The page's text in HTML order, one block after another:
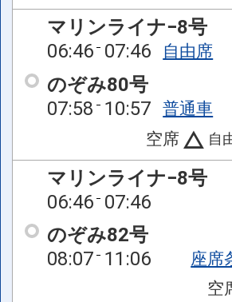
マリンライナ−8号
06:46 07:46 自由席
のぞみ80号
07:58 10:57 普通車
空席
自
マリンライナ−8号
06:46 07:46
のぞみ82号
08:07 11:06
座席
空